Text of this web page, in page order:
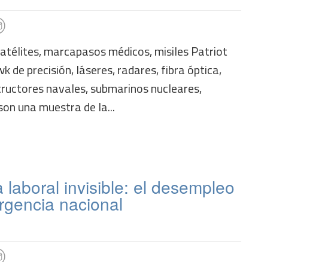
marcapasos médicos, misiles Patriot
de precisión, láseres, radares, fibra óptica,
navales, submarinos nucleares,
una muestra de la...
laboral invisible: el desempleo
nacional